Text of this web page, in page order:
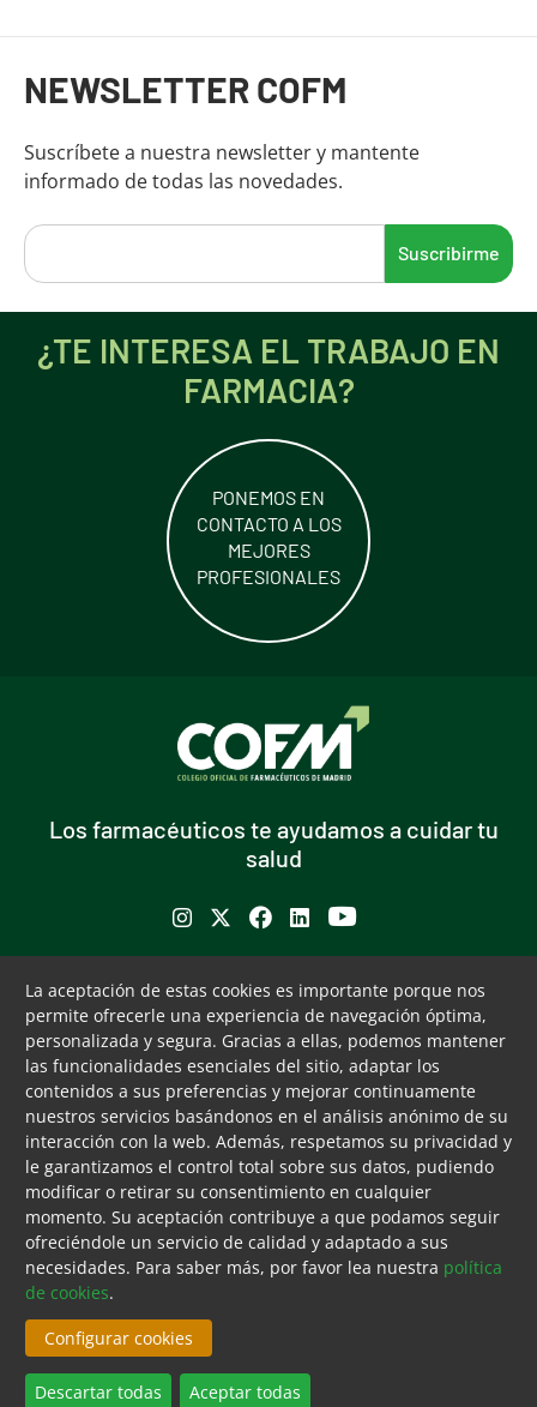
NEWSLETTER COFM
Suscríbete a nuestra newsletter y mantente
informado de todas las novedades.
Los farmacéuticos te ayudamos a cuidar tu
salud
Se abre en ventana nueva
Se abre en ventana nueva
Se abre en ventana nueva
Se abre en ventana nueva
Buscador de farmacias
Bolsa de empleo
Formación contínua
Publicaciones y documentos
de interés
Ventanilla única
Canal ético
Servicios colegiales
COFM Servicios 31
Menú pie
Aviso legal Tecla de acceso 8
Accesibilidad Cookies Mapa web Contacto
Farmacéuticos de Madrid. Derechos reservados.
¿TE INTERESA EL TRABAJO EN
FARMACIA?
PONEMOS EN
CONTACTO A LOS
MEJORES
PROFESIONALES
CAMBIAR CONFIGURACIÓN DE COOKIES
La aceptación de estas cookies es importante porque nos
permite ofrecerle una experiencia de navegación óptima,
personalizada y segura. Gracias a ellas, podemos mantener
las funcionalidades esenciales del sitio, adaptar los
contenidos a sus preferencias y mejorar continuamente
nuestros servicios basándonos en el análisis anónimo de su
interacción con la web. Además, respetamos su privacidad y
le garantizamos el control total sobre sus datos, pudiendo
modificar o retirar su consentimiento en cualquier
momento. Su aceptación contribuye a que podamos seguir
ofreciéndole un servicio de calidad y adaptado a sus
necesidades. Para saber más, por favor lea nuestra política
de cookies.
Configurar cookies
Descartar todas Aceptar todas